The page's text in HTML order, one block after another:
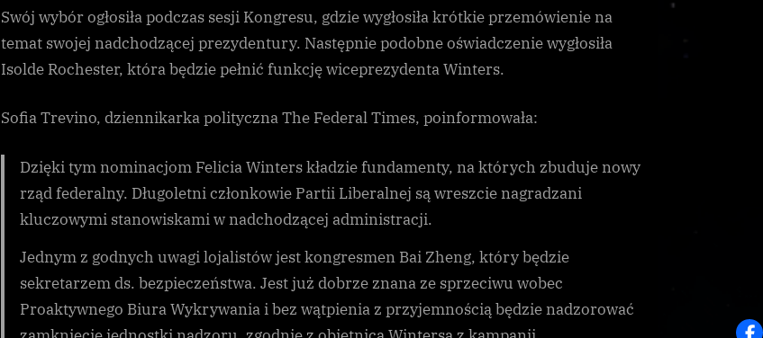
Swój wybór ogłosiła podczas sesji Kongresu, gdzie wygłosiła krótkie przemówienie na
temat swojej nadchodzącej prezydentury. Następnie podobne oświadczenie wygłosiła
Isolde Rochester, która będzie pełnić funkcję wiceprezydenta Winters.
Sofia Trevino, dziennikarka polityczna The Federal Times, poinformowała:
Dzięki tym nominacjom Felicia Winters kładzie fundamenty, na których zbuduje nowy
rząd federalny. Długoletni członkowie Partii Liberalnej są wreszcie nagradzani
kluczowymi stanowiskami w nadchodzącej administracji.
Jednym z godnych uwagi lojalistów jest kongresmen Bai Zheng, który będzie
sekretarzem ds. bezpieczeństwa. Jest już dobrze znana ze sprzeciwu wobec
Proaktywnego Biura Wykrywania i bez wątpienia z przyjemnością będzie nadzorować